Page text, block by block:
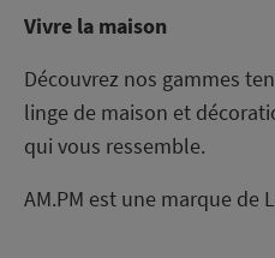
Vivre la maison
Découvrez nos gammes
linge de maison et
qui vous ressemble.
AM.PM est une marque de